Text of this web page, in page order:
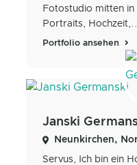
Fotostudio mitten in
Portraits,
Portfolio ansehen
Janski
Neunkirchen,
Servus, Ich bin ein